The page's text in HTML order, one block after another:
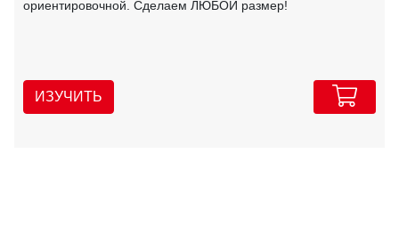
ориентировочной. Сделаем ЛЮБОЙ размер!
ИЗУЧИТЬ